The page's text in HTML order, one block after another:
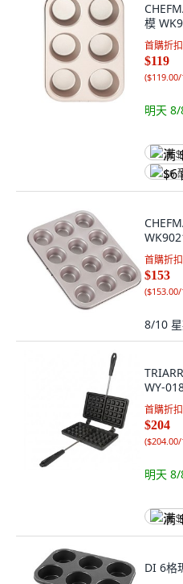
模
首購折
$119
(
明天 8/
满
$6
首購折
$153
(
8/10
WY-
首購折
$204
(
明天 8/
满
DI 6格